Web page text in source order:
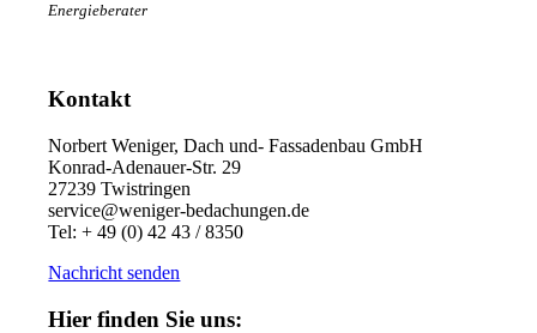
Energieberater
Kontakt
Norbert Weniger, Dach und- Fassadenbau GmbH
Konrad-Adenauer-Str. 29
27239 Twistringen
service@weniger-bedachungen.de
Tel: + 49 (0) 42 43 / 8350
Nachricht senden
Hier finden Sie uns: